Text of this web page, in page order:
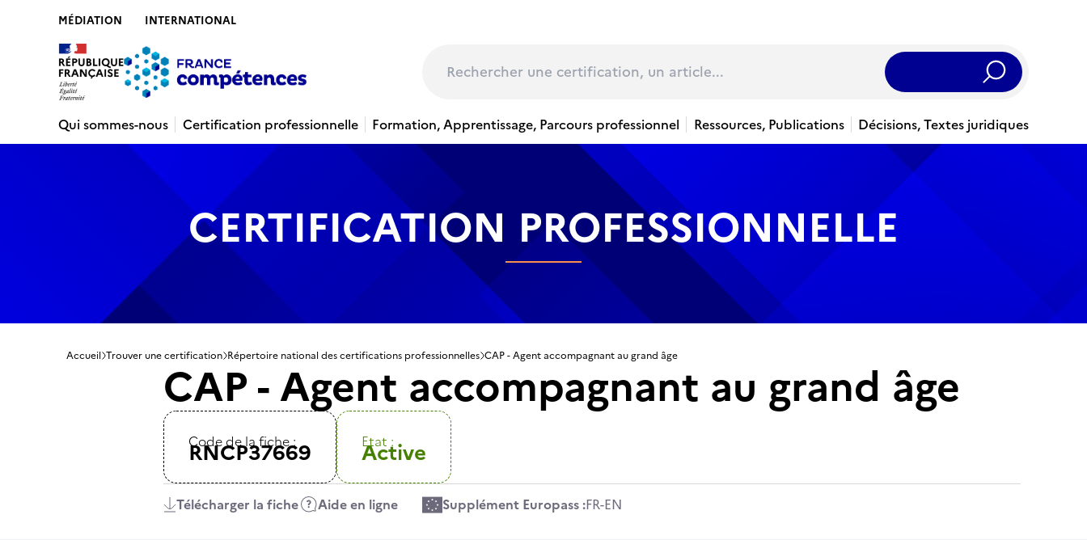
MÉDIATION INTERNATIONAL
Rechercher
Qui sommes-nous
Certification professionnelle Formation, Apprentissage, Parcours professionnel Ressources, Publications Décisions, Textes juridiques
CERTIFICATION PROFESSIONNELLE
Accueil Trouver une certification Répertoire national des certifications professionnelles CAP - Agent accompagnant au grand âge
CAP - Agent accompagnant au grand âge
Code de la fiche :
RNCP37669 Etat :
Active
Télécharger la fiche Aide en ligne Supplément Europass :FR-EN